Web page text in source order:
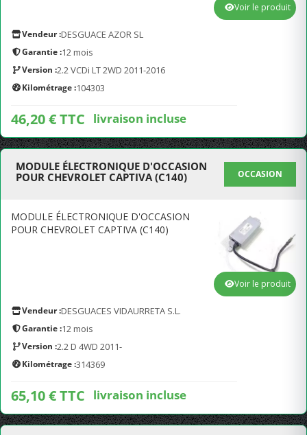
Vendeur :DESGUACE AZOR SL
Garantie :12 mois
Version :2.2 VCDi LT 2WD 2011-2016
Kilométrage :104303
46,20 € TTC livraison incluse
Voir le produit
MODULE ÉLECTRONIQUE D'OCCASION
POUR CHEVROLET CAPTIVA (C140)
OCCASION
MODULE ÉLECTRONIQUE D'OCCASION
POUR CHEVROLET CAPTIVA (C140)
Vendeur :DESGUACES VIDAURRETA S.L.
Garantie :12 mois
Version :2.2 D 4WD 2011-
Kilométrage :314369
65,10 € TTC livraison incluse
Voir le produit